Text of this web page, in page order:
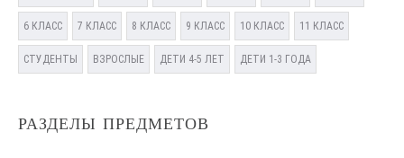
6 КЛАСС 7 КЛАСС 8 КЛАСС 9 КЛАСС 10 КЛАСС 11 КЛАСС
СТУДЕНТЫ ВЗРОСЛЫЕ ДЕТИ 4-5 ЛЕТ ДЕТИ 1-3 ГОДА
РАЗДЕЛЫ ПРЕДМЕТОВ